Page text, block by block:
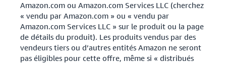
Amazon.com ou Amazon.com Services LLC (cherchez
« vendu par Amazon.com » ou « vendu par
Amazon.com Services LLC » sur le produit ou la page
de détails du produit). Les produits vendus par des
vendeurs tiers ou d’autres entités Amazon ne seront
pas éligibles pour cette offre, même si « distribués